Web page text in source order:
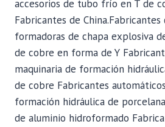
accesorios de tubo frío en T de
Fabricantes de China.Fabricantes
formadoras de chapa explosiva
de cobre en forma de Y
maquinaria de formación
de cobre Fabricantes
formación hidráulica de
de aluminio hidroformado